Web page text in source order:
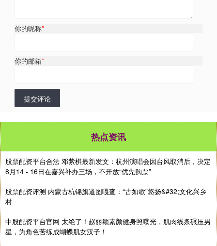
你的昵称*
你的邮箱*
提交评论
热点资讯
股票配资平台合法 邓紫棋最新发文：杭州演唱会因台风取消后，决定
8月14 - 16日在嘉兴补办三场，不开放“优先购票”
股票配资评测 内蒙古杭锦旗道图嘎查：“古如歌”悠扬&#32;文化兴乡
村
中股配资平台官网 太绝了！赵丽颖素颜健身照曝光，肌肉线条碾压男
星，为角色苦练成蝴蝶肌女汉子！